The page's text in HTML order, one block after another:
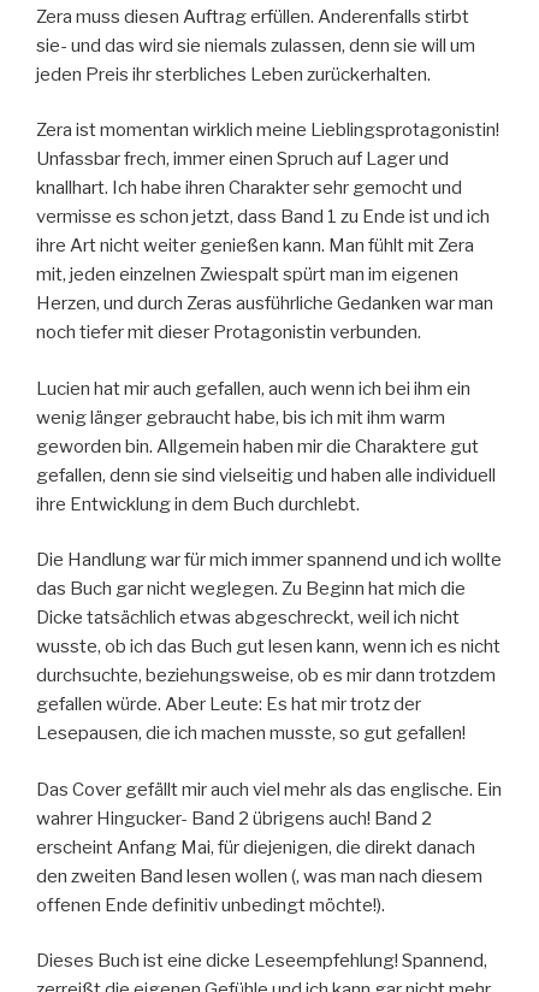
Zera muss diesen Auftrag erfüllen. Anderenfalls stirbt
sie- und das wird sie niemals zulassen, denn sie will um
jeden Preis ihr sterbliches Leben zurückerhalten.
Zera ist momentan wirklich meine Lieblingsprotagonistin!
Unfassbar frech, immer einen Spruch auf Lager und
knallhart. Ich habe ihren Charakter sehr gemocht und
vermisse es schon jetzt, dass Band 1 zu Ende ist und ich
ihre Art nicht weiter genießen kann. Man fühlt mit Zera
mit, jeden einzelnen Zwiespalt spürt man im eigenen
Herzen, und durch Zeras ausführliche Gedanken war man
noch tiefer mit dieser Protagonistin verbunden.
Lucien hat mir auch gefallen, auch wenn ich bei ihm ein
wenig länger gebraucht habe, bis ich mit ihm warm
geworden bin. Allgemein haben mir die Charaktere gut
gefallen, denn sie sind vielseitig und haben alle individuell
ihre Entwicklung in dem Buch durchlebt.
Die Handlung war für mich immer spannend und ich wollte
das Buch gar nicht weglegen. Zu Beginn hat mich die
Dicke tatsächlich etwas abgeschreckt, weil ich nicht
wusste, ob ich das Buch gut lesen kann, wenn ich es nicht
durchsuchte, beziehungsweise, ob es mir dann trotzdem
gefallen würde. Aber Leute: Es hat mir trotz der
Lesepausen, die ich machen musste, so gut gefallen!
Das Cover gefällt mir auch viel mehr als das englische. Ein
wahrer Hingucker- Band 2 übrigens auch! Band 2
erscheint Anfang Mai, für diejenigen, die direkt danach
den zweiten Band lesen wollen (, was man nach diesem
offenen Ende definitiv unbedingt möchte!).
Dieses Buch ist eine dicke Leseempfehlung! Spannend,